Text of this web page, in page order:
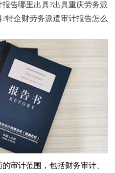
告哪里出具?出具重庆劳务派
特企财劳务派遣审计报告怎么
计范围，包括财务审计、